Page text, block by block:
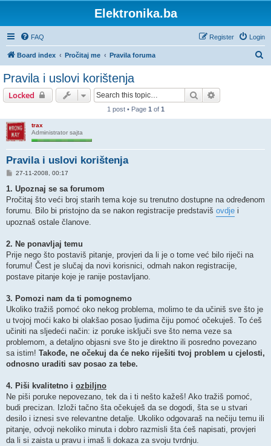
Elektronika.ba
FAQ Login
Register
Board index Pročitaj me Pravila foruma
Pravila i uslovi korištenja
Locked Search
1 post • Page 1 of 1
trax
Administrator sajta
Pravila i uslovi korištenja
P
s
27-11-2008, 00:17
1. Upoznaj se sa forumom
Pročitaj što veći broj starih tema koje su trenutno dostupne na određenom
forumu. Bilo bi pristojno da se nakon registracije predstaviš ovdje i
upoznaš ostale članove.
2. Ne ponavljaj temu
Prije nego što postaviš pitanje, provjeri da li je o tome već bilo riječi na
forumu! Čest je slučaj da novi korisnici, odmah nakon registracije,
postave pitanje koje je ranije postavljano.
3. Pomozi nam da ti pomognemo
Ukoliko tražiš pomoć oko nekog problema, molimo te da učiniš sve što je
u tvojoj moći kako bi olakšao posao ljudima čiju pomoć očekuješ. To ćeš
učiniti na sljedeći način: iz poruke isključi sve što nema veze sa
problemom, a detaljno objasni sve što je direktno ili posredno povezano
sa istim! Takođe, ne očekuj da će neko riješiti tvoj problem u cjelosti,
odnosno uraditi sav posao za tebe.
4. Piši kvalitetno i ozbiljno
Ne piši poruke nepovezano, tek da i ti nešto kažeš! Ako tražiš pomoć,
budi precizan. Izloži tačno šta očekuješ da se dogodi, šta se u stvari
desilo i iznesi sve relevantne detalje. Ukoliko odgovaraš na nečiju temu ili
pitanje, odvoji nekoliko minuta i dobro razmisli šta ćeš napisati, provjeri
da li si zaista u pravu i imaš li dokaza za svoju tvrdnju.